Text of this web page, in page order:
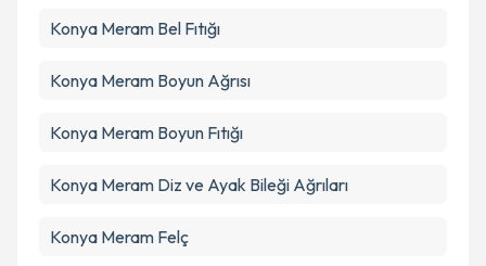
Konya Meram Bel Fıtığı
Konya Meram Boyun Ağrısı
Konya Meram Boyun Fıtığı
Konya Meram Diz ve Ayak Bileği Ağrıları
Konya Meram Felç